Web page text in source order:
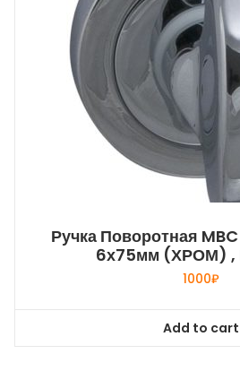
Ручка Поворотная
6х75мм (ХРОМ) ,
1000₽
Add to cart